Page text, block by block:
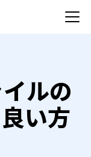
ルの
い方